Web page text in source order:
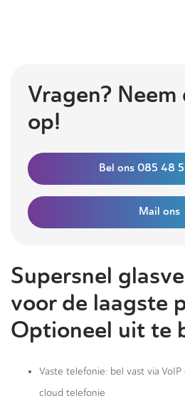
Vragen?
op!
Bel ons 085 48
Mail ons
Supersnel
voor de laagste
Optioneel uit te
Vaste telefonie: bel vast via
cloud telefonie